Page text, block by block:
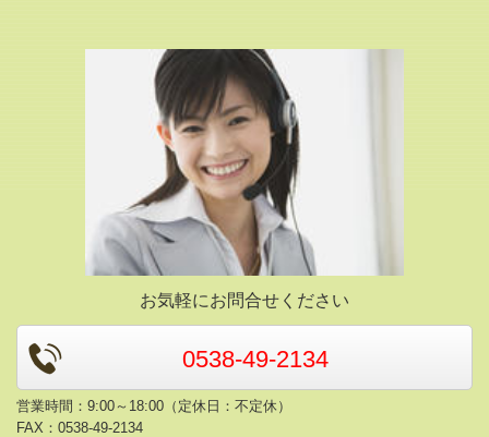
お気軽にお問合せください
0538-49-2134
営業時間：9:00～18:00（定休日：不定休）
FAX：0538-49-2134